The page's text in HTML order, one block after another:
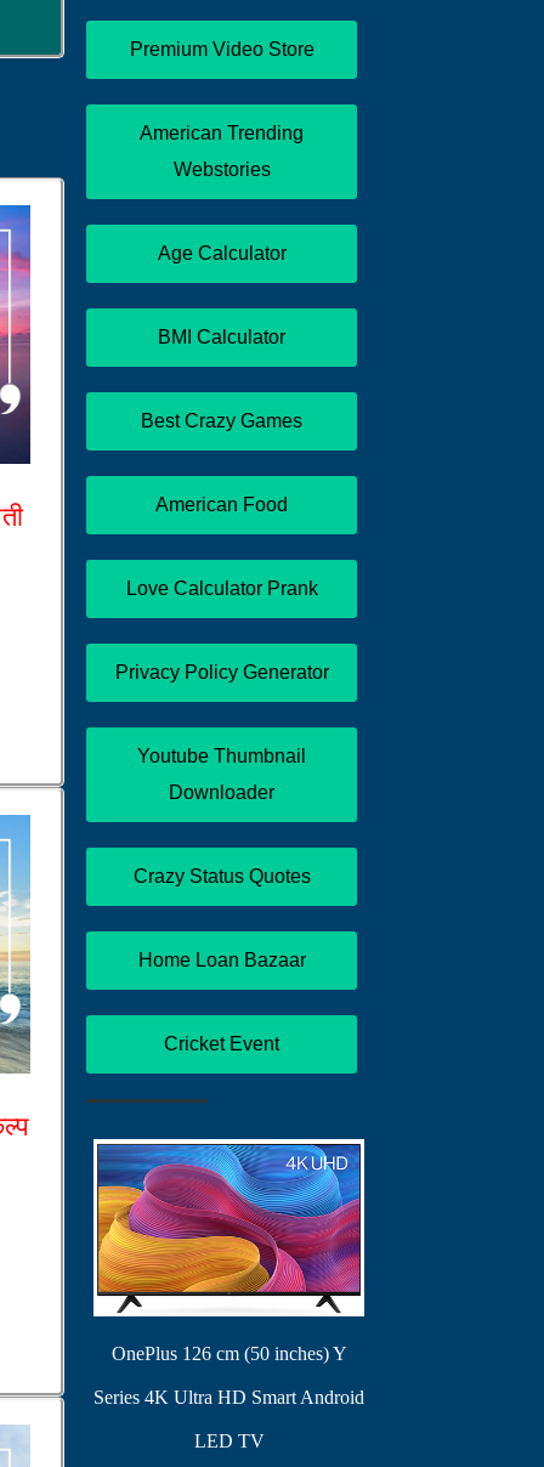
Premium Video Store
American Trending
Webstories
Age Calculator
BMI Calculator
Best Crazy Games
American Food
Love Calculator Prank
Privacy Policy Generator
Youtube Thumbnail
Downloader
Crazy Status Quotes
Home Loan Bazaar
Cricket Event
OnePlus 126 cm (50 inches) Y
Series 4K Ultra HD Smart Android
LED TV